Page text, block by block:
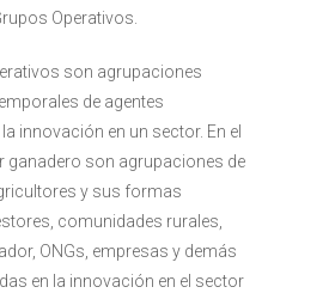
Operativos.
son agrupaciones
de agentes
innovación en un sector. En el
ganadero son agrupaciones de
y sus formas
comunidades rurales,
ONGs, empresas y demás
en la innovación en el sector